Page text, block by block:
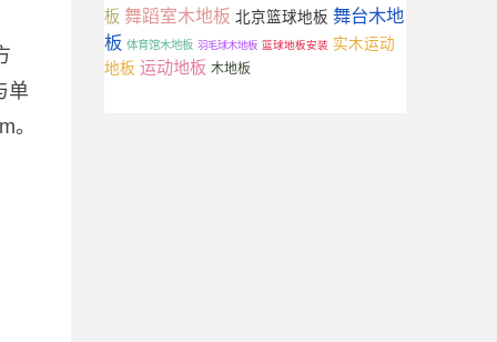
单
。
板 舞蹈室木地板 北京篮球地板 舞台木地
板 体育馆木地板 羽毛球木地板 篮球地板安装 实木运动
地板 运动地板 木地板